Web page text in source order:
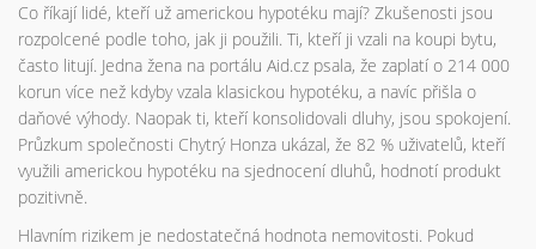
Co říkají lidé, kteří už americkou hypotéku mají? Zkušenosti jsou
rozpolcené podle toho, jak ji použili. Ti, kteří ji vzali na koupi bytu,
často litují. Jedna žena na portálu Aid.cz psala, že zaplatí o 214 000
korun více než kdyby vzala klasickou hypotéku, a navíc přišla o
daňové výhody. Naopak ti, kteří konsolidovali dluhy, jsou spokojení.
Průzkum společnosti Chytrý Honza ukázal, že 82 % uživatelů, kteří
využili americkou hypotéku na sjednocení dluhů, hodnotí produkt
pozitivně.
Hlavním rizikem je nedostatečná hodnota nemovitosti. Pokud